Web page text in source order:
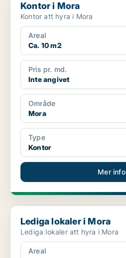
Kontor i Mora
Kontor att hyra i Mora
Areal
Ca. 10 m2
Pris pr. md.
Inte angivet
Område
Mora
Type
Kontor
Mer info
Lediga lokaler i Mora
Lediga lokaler i Mora
Lediga lokaler att hyra i Mora
Areal